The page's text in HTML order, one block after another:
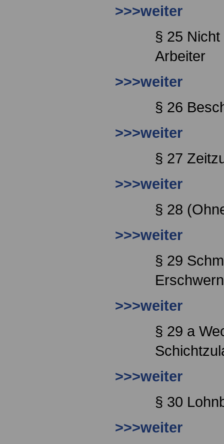
>>>weiter
§ 25
Arbeiter
>>>weiter
§ 26
>>>weiter
§ 27
>>>weiter
§ 28
>>>weiter
§ 29
>>>weiter
§ 29 a
>>>weiter
§ 30
>>>weiter